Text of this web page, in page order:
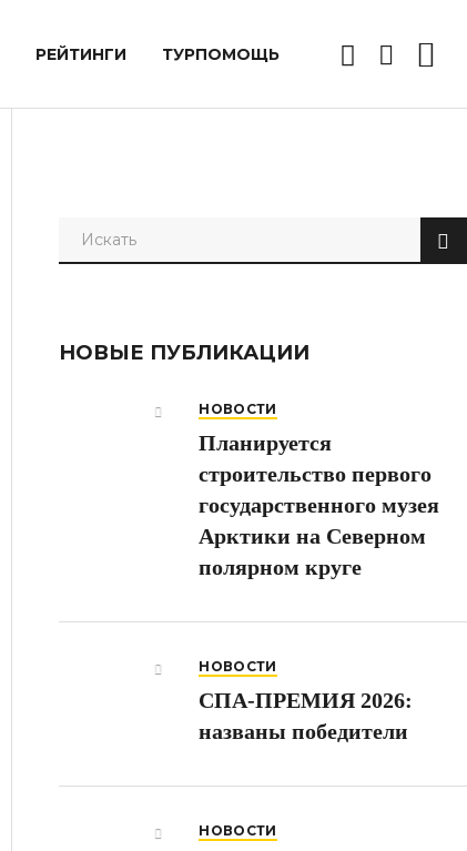
РЕЙТИНГИ ТУРПОМОЩЬ
НОВЫЕ ПУБЛИКАЦИИ
НОВОСТИ
Планируется
строительство первого
государственного музея
Арктики на Северном
полярном круге
НОВОСТИ
СПА-ПРЕМИЯ 2026:
названы победители
НОВОСТИ